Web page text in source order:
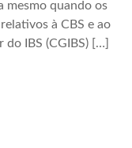
mesmo quando os
à CBS e ao
do IBS (CGIBS) […]